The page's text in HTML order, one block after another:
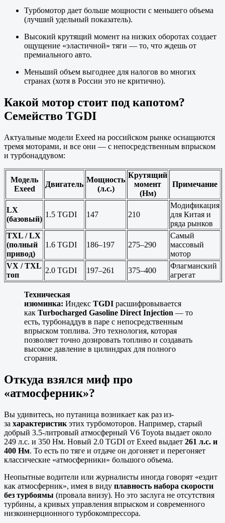
Турбомотор дает больше мощности с меньшего объема
(лучший удельный показатель).
Высокий крутящий момент на низких оборотах создает
ощущение «эластичной» тяги — то, что ждешь от
премиального авто.
Меньший объем выгоднее для налогов во многих
странах (хотя в России это не критично).
Какой мотор стоит под капотом?
Семейство TGDI
Актуальные модели Exeed на российском рынке оснащаются
тремя моторами, и все они — с непосредственным впрыском
и турбонаддувом:
Модель
Exeed
Двигатель
Мощность
(л.с.)
Крутящий
момент
(Нм)
Примечание
LX
(базовый)
1.5 TGDI 147 210
Модификация
для Китая и
ряда рынков
TXL / LX
(полный
привод)
1.6 TGDI 186–197 275–290
Самый
массовый
мотор
VX / TXL
топ
2.0 TGDI 197–261 375–400
Флагманский
агрегат
Техническая
изюминка: Индекс TGDI расшифровывается
как Turbocharged Gasoline Direct Injection — то
есть, турбонаддув в паре с непосредственным
впрыском топлива. Это технология, которая
позволяет точно дозировать топливо и создавать
высокое давление в цилиндрах для полного
сгорания.
Откуда взялся миф про
«атмосферник»?
Вы удивитесь, но путаница возникает как раз из-
за характеристик этих турбомоторов. Например, старый
добрый 3.5-литровый атмосферный V6 Toyota выдает около
249 л.с. и 350 Нм. Новый 2.0 TGDI от Exeed выдает 261 л.с. и
400 Нм. То есть по тяге и отдаче он догоняет и перегоняет
классические «атмосферники» большого объема.
Неопытные водители или журналисты иногда говорят «ездит
как атмосферник», имея в виду плавность набора скорости
без турбоямы (провала внизу). Но это заслуга не отсутствия
турбины, а кривых управления впрыском и современного
низкоинерционного турбокомпрессора.